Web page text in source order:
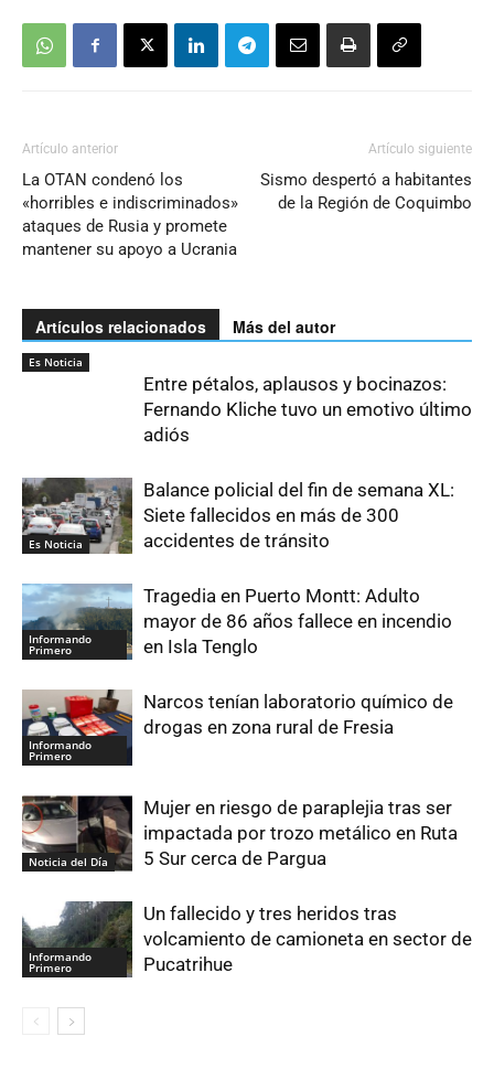
Artículo anterior
La OTAN condenó los
«horribles e indiscriminados»
ataques de Rusia y promete
mantener su apoyo a Ucrania
Artículo siguiente
Sismo despertó a habitantes
de la Región de Coquimbo
Artículos relacionados Más del autor
Es Noticia
Entre pétalos, aplausos y bocinazos:
Fernando Kliche tuvo un emotivo último
adiós
Es Noticia
Balance policial del fin de semana XL:
Siete fallecidos en más de 300
accidentes de tránsito
Informando
Primero
Tragedia en Puerto Montt: Adulto
mayor de 86 años fallece en incendio
en Isla Tenglo
Informando
Primero
Narcos tenían laboratorio químico de
drogas en zona rural de Fresia
Noticia del Día
Mujer en riesgo de paraplejia tras ser
impactada por trozo metálico en Ruta
5 Sur cerca de Pargua
Informando
Primero
Un fallecido y tres heridos tras
volcamiento de camioneta en sector de
Pucatrihue